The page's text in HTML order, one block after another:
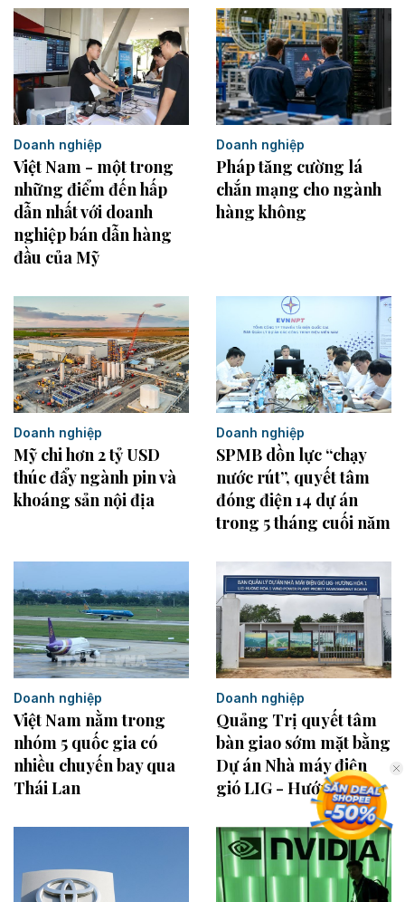
Doanh nghiệp
Việt Nam - một trong
những điểm đến hấp
dẫn nhất với doanh
nghiệp bán dẫn hàng
đầu của Mỹ
Doanh nghiệp
Pháp tăng cường lá
chắn mạng cho ngành
hàng không
Doanh nghiệp
Mỹ chi hơn 2 tỷ USD
thúc đẩy ngành pin và
khoáng sản nội địa
Doanh nghiệp
SPMB dồn lực “chạy
nước rút”, quyết tâm
đóng điện 14 dự án
trong 5 tháng cuối năm
Doanh nghiệp
Việt Nam nằm trong
nhóm 5 quốc gia có
nhiều chuyến bay qua
Thái Lan
Doanh nghiệp
Quảng Trị quyết tâm
bàn giao sớm mặt bằng
Dự án Nhà máy điện
gió LIG - Hướng Hóa 1